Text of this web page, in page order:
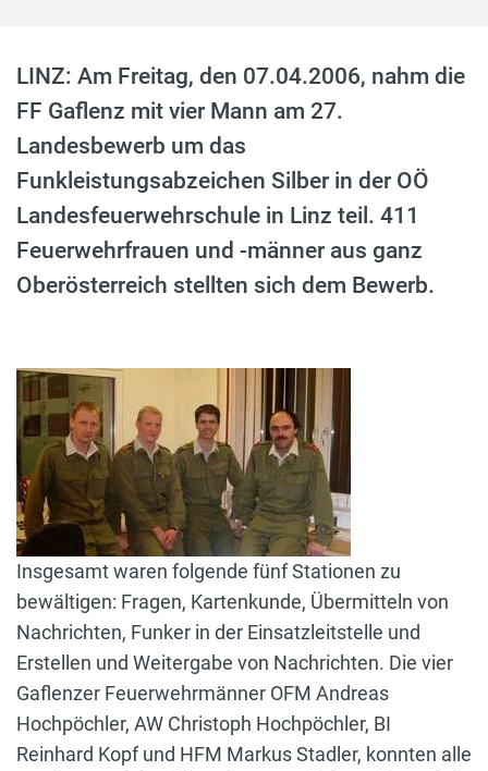
LINZ: Am Freitag, den 07.04.2006, nahm die
FF Gaflenz mit vier Mann am 27.
Landesbewerb um das
Funkleistungsabzeichen Silber in der OÖ
Landesfeuerwehrschule in Linz teil. 411
Feuerwehrfrauen und -männer aus ganz
Oberösterreich stellten sich dem Bewerb.
Insgesamt waren folgende fünf Stationen zu
bewältigen: Fragen, Kartenkunde, Übermitteln von
Nachrichten, Funker in der Einsatzleitstelle und
Erstellen und Weitergabe von Nachrichten. Die vier
Gaflenzer Feuerwehrmänner OFM Andreas
Hochpöchler, AW Christoph Hochpöchler, BI
Reinhard Kopf und HFM Markus Stadler, konnten alle